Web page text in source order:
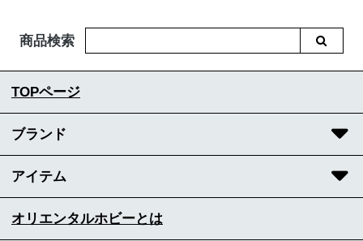
商品検索
TOPページ
ブランド
アイテム
オリエンタルホビーとは